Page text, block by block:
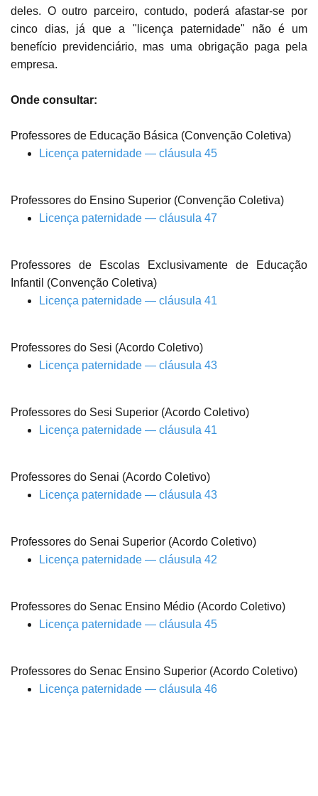
deles. O outro parceiro, contudo, poderá afastar-se por
cinco dias, já que a "licença paternidade" não é um
benefício previdenciário, mas uma obrigação paga pela
empresa.
Onde consultar:
Professores de Educação Básica (Convenção Coletiva)
Licença paternidade — cláusula 45
Professores do Ensino Superior (Convenção Coletiva)
Licença paternidade — cláusula 47
Professores de Escolas Exclusivamente de Educação
Infantil (Convenção Coletiva)
Licença paternidade — cláusula 41
Professores do Sesi (Acordo Coletivo)
Licença paternidade — cláusula 43
Professores do Sesi Superior (Acordo Coletivo)
Licença paternidade — cláusula 41
Professores do Senai (Acordo Coletivo)
Licença paternidade — cláusula 43
Professores do Senai Superior (Acordo Coletivo)
Licença paternidade — cláusula 42
Professores do Senac Ensino Médio (Acordo Coletivo)
Licença paternidade — cláusula 45
Professores do Senac Ensino Superior (Acordo Coletivo)
Licença paternidade — cláusula 46